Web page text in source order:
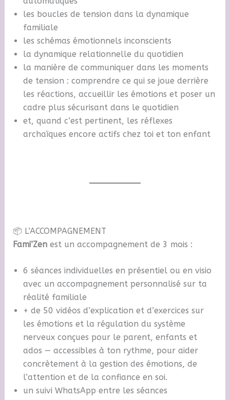
les boucles de tension dans la dynamique
familiale
les schémas émotionnels inconscients
la dynamique relationnelle du quotidien
la manière de communiquer dans les moments
de tension : comprendre ce qui se joue derrière
les réactions, accueillir les émotions et poser un
cadre plus sécurisant dans le quotidien
et, quand c’est pertinent, les réflexes
archaïques encore actifs chez toi et ton enfant
📦 L’ACCOMPAGNEMENT
Fami’Zenest un accompagnement de 3 mois :
6 séances individuelles en présentiel ou en visio
avec un accompagnement personnalisé sur ta
réalité familiale
+ de 50 vidéos d’explication et d’exercices sur
les émotions et la régulation du système
nerveux conçues pour le parent, enfants et
ados — accessibles à ton rythme, pour aider
concrètement à la gestion des émotions, de
l’attention et de la confiance en soi.
un suivi WhatsApp entre les séances